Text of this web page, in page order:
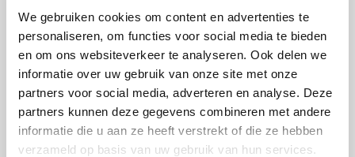
We gebruiken cookies om content en advertenties te
personaliseren, om functies voor social media te bieden
en om ons websiteverkeer te analyseren. Ook delen we
informatie over uw gebruik van onze site met onze
partners voor social media, adverteren en analyse. Deze
partners kunnen deze gegevens combineren met andere
informatie die u aan ze heeft verstrekt of die ze hebben
verzameld op basis van uw gebruik van hun services.
Sarenza Interhome Schiesser Bolt Energie